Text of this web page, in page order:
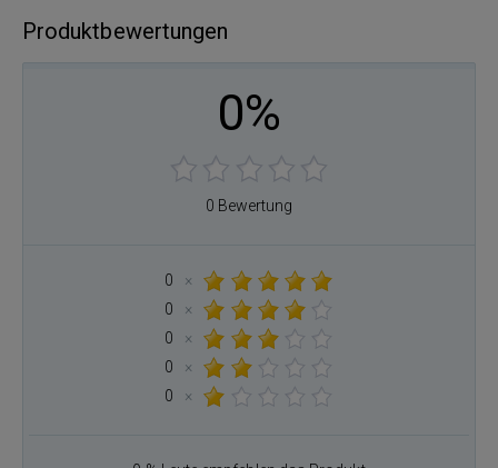
Produktbewertungen
0%
0 Bewertung
0
×
0
×
0
×
0
×
0
×